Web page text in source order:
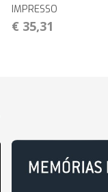
IMPRESSO
€ 35,31